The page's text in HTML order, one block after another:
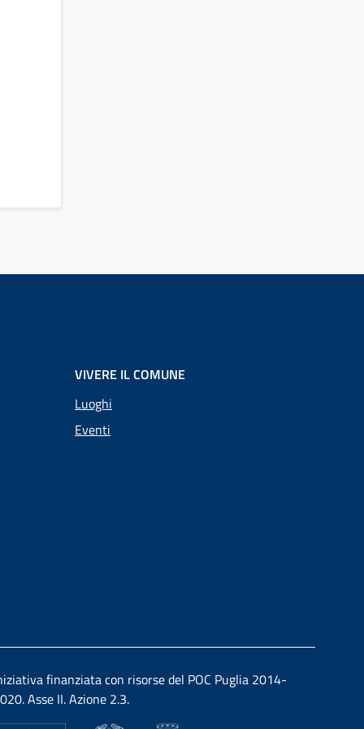
VIVERE IL COMUNE
Luoghi
Eventi
finanziata con risorse del POC Puglia 2014-
Asse II. Azione 2.3.